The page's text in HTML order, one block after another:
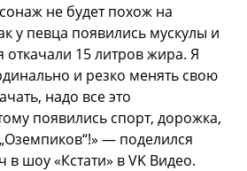
не будет похож на
у певца появились мускулы и
откачали 15 литров жира. Я
и резко менять свою
надо все это
появились спорт, дорожка,
— поделился
шоу «Кстати» в VK Видео.